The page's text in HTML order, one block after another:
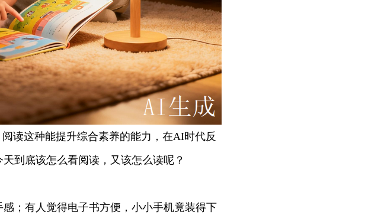
这种能提升综合素养的能力，在AI时代反
到底该怎么看阅读，又该怎么读呢？
有人觉得电子书方便，小小手机竟装得下